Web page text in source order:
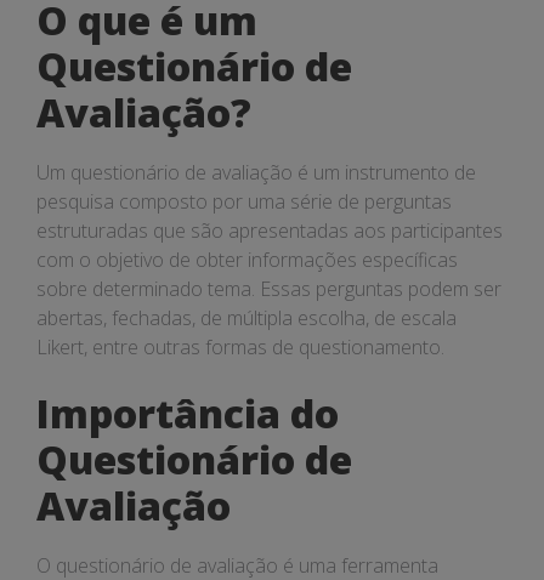
O que é um
Questionário de
Avaliação?
Um questionário de avaliação é um instrumento de
pesquisa composto por uma série de perguntas
estruturadas que são apresentadas aos participantes
com o objetivo de obter informações específicas
sobre determinado tema. Essas perguntas podem ser
abertas, fechadas, de múltipla escolha, de escala
Likert, entre outras formas de questionamento.
Importância do
Questionário de
Avaliação
O questionário de avaliação é uma ferramenta